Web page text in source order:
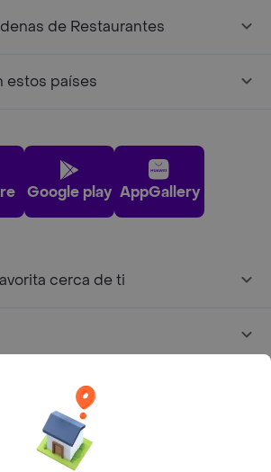
de Restaurantes
estos países
Google play AppGallery
cerca de ti